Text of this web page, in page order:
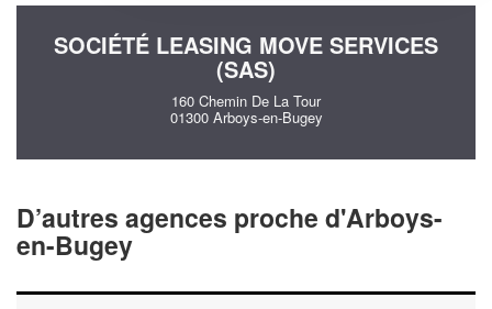
SOCIÉTÉ LEASING MOVE SERVICES
(SAS)
160 Chemin De La Tour
01300 Arboys-en-Bugey
D’autres agences proche d'Arboys-
en-Bugey